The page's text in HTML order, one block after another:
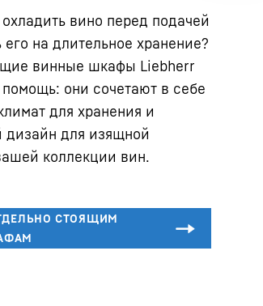
вино перед подачей
на длительное хранение?
винные шкафы Liebherr
они сочетают в себе
для хранения и
дизайн для изящной
коллекции вин.